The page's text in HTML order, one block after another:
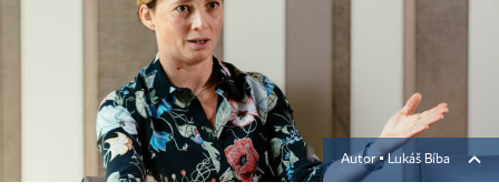
Autor ▪Lukáš Bíba